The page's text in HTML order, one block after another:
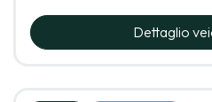
Dettaglio